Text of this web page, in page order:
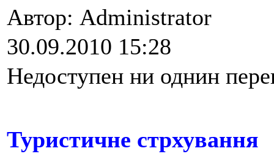
Автор: Administrator
30.09.2010 15:28
Недоступен ни однин
Туристичне стрхування